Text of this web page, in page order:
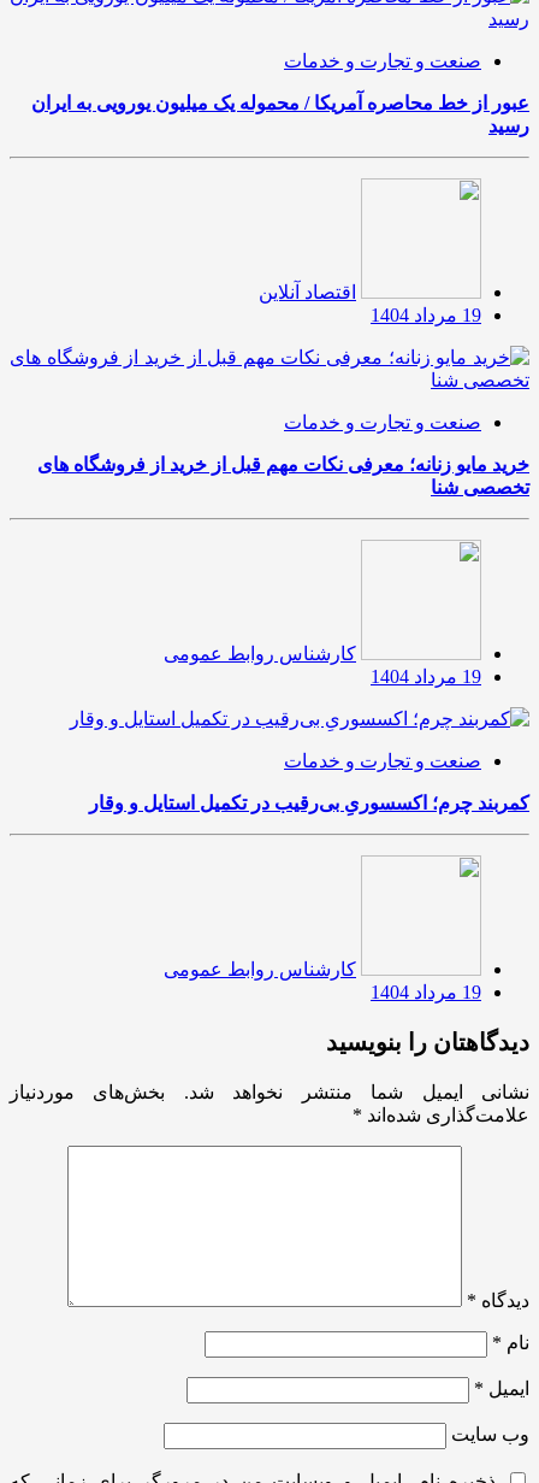
صنعت و تجارت و خدمات
عبور از خط محاصره آمریکا / محموله یک میلیون یورویی به ایران
رسید
اقتصاد آنلاین
19 مرداد 1404
صنعت و تجارت و خدمات
خرید مایو زنانه؛ معرفی نکات مهم قبل از خرید از فروشگاه های
تخصصی شنا
کارشناس روابط عمومی
19 مرداد 1404
صنعت و تجارت و خدمات
کمربند چرم؛ اکسسوریِ بی‌رقیب در تکمیل استایل و وقار
کارشناس روابط عمومی
19 مرداد 1404
دیدگاهتان را بنویسید
نشانی ایمیل شما منتشر نخواهد شد.
بخش‌های موردنیاز
علامت‌گذاری شده‌اند *
دیدگاه *
نام *
ایمیل *
وب‌ سایت